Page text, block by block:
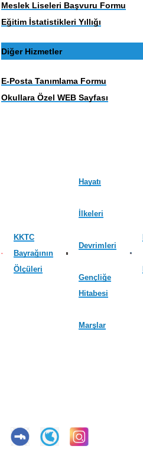
Meslek Liseleri Başvuru Formu
Eğitim İstatistikleri Yıllığı
Diğer Hizmetler
E-Posta Tanımlama Formu
Okullara Özel WEB Sayfası
KKTC
Bayrağının
Ölçüleri
Hayatı
İlkeleri
Devrimleri
Gençliğe
Hitabesi
Marşlar